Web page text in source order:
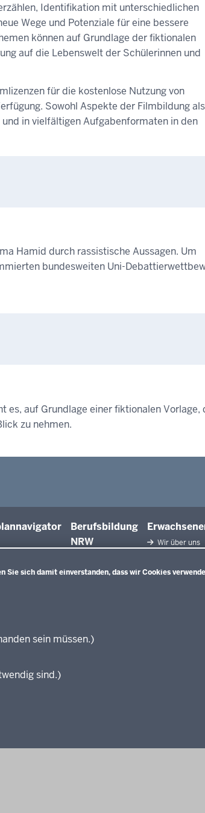
sich damit einverstanden, dass wir Cookies
sein müssen.)
sind.)
Identifikation mit unterschiedlichen
Wege und Potenziale für eine bessere
können auf Grundlage der fiktionalen
auf die Lebenswelt der Schülerinnen und
für die kostenlose Nutzung von
Sowohl Aspekte der Filmbildung als
in vielfältigen Aufgabenformaten in den
Hamid durch rassistische Aussagen. Um
bundesweiten Uni-
es, auf Grundlage einer fiktionalen Vorlage,
zu nehmen.
Berufsbildung
NRW
Wir über uns